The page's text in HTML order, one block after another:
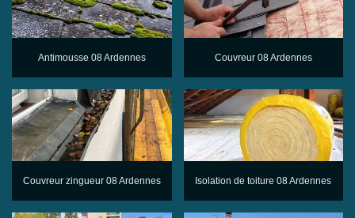
Antimousse 08 Ardennes Couvreur 08 Ardennes
Couvreur zingueur 08 Ardennes Isolation de toiture 08 Ardennes